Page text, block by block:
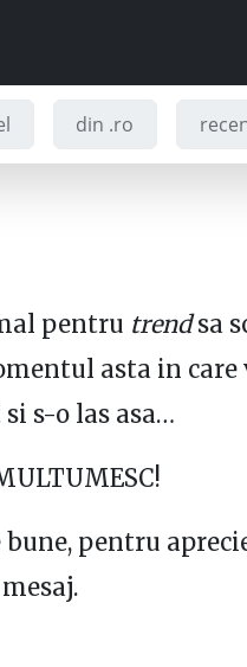
din .ro
pentru trendsa
asta in care
s-o las asa…
pentru